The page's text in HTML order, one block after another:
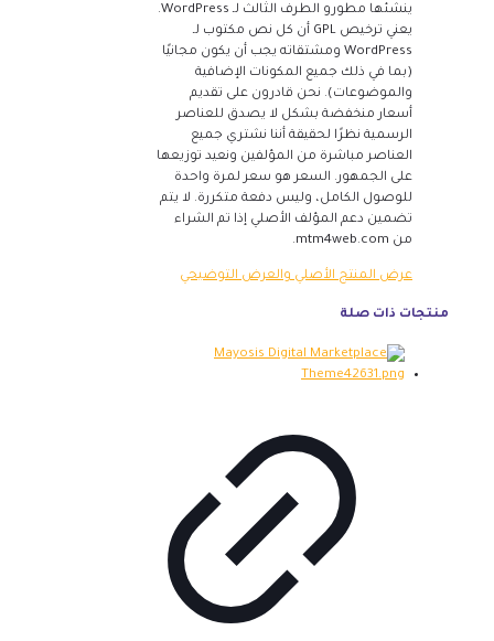
ينشئها مطورو الطرف الثالث لـ WordPress.
يعني ترخيص GPL أن كل نص مكتوب لـ
WordPress ومشتقاته يجب أن يكون مجانيًا
(بما في ذلك جميع المكونات الإضافية
والموضوعات). نحن قادرون على تقديم
أسعار منخفضة بشكل لا يصدق للعناصر
الرسمية نظرًا لحقيقة أننا نشتري جميع
العناصر مباشرة من المؤلفين ونعيد توزيعها
على الجمهور. السعر هو سعر لمرة واحدة
للوصول الكامل، وليس دفعة متكررة. لا يتم
تضمين دعم المؤلف الأصلي إذا تم الشراء
من mtm4web.com.
عرض المنتج الأصلي والعرض التوضيحي
منتجات ذات صلة